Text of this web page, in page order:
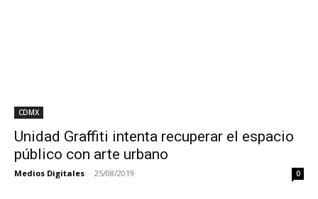
CDMX
Unidad Graffiti intenta recuperar el espacio
público con arte urbano
Medios Digitales - 25/08/2019 0